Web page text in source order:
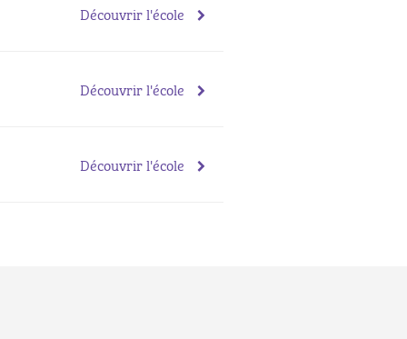
Découvrir l'école
Découvrir l'école
Découvrir l'école